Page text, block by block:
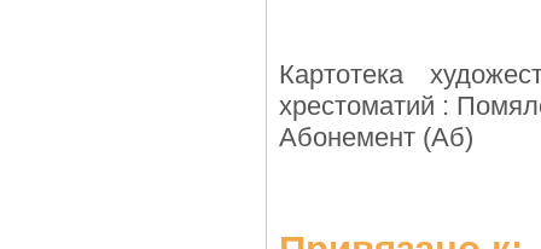
Картотека
хрестоматий :
Абонемент (Аб)